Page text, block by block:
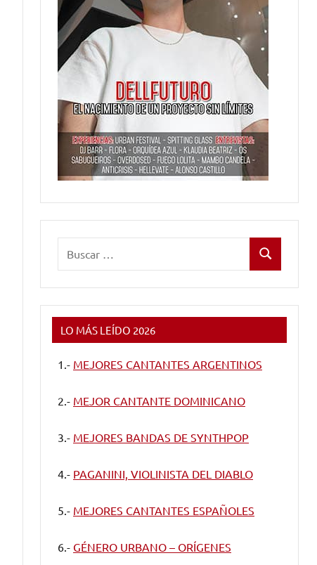
Buscar
LO MÁS LEÍDO 2026
1.- MEJORES CANTANTES ARGENTINOS
2.- MEJOR CANTANTE DOMINICANO
3.- MEJORES BANDAS DE SYNTHPOP
4.- PAGANINI, VIOLINISTA DEL DIABLO
5.- MEJORES CANTANTES ESPAÑOLES
6.- GÉNERO URBANO – ORÍGENES